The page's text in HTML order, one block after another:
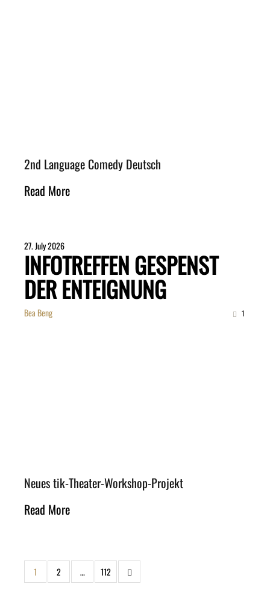
2nd Language Comedy Deutsch
Read More
27. July 2026
INFOTREFFEN GESPENST
DER ENTEIGNUNG
Bea Beng 1
Neues tik-Theater-Workshop-Projekt
Read More
1 2 … 112